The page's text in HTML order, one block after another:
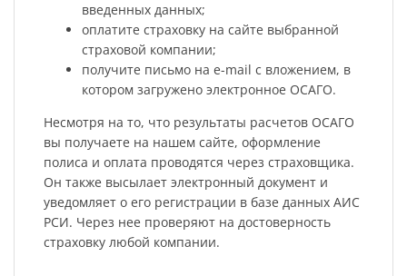
введенных данных;
оплатите страховку на сайте выбранной
страховой компании;
получите письмо на e-mail с вложением, в
котором загружено электронное ОСАГО.
Несмотря на то, что результаты расчетов ОСАГО
вы получаете на нашем сайте, оформление
полиса и оплата проводятся через страховщика.
Он также высылает электронный документ и
уведомляет о его регистрации в базе данных АИС
РСИ. Через нее проверяют на достоверность
страховку любой компании.